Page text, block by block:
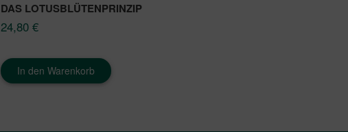
DAS LOTUSBLÜTENPRINZIP
24,80 €
In den Warenkorb